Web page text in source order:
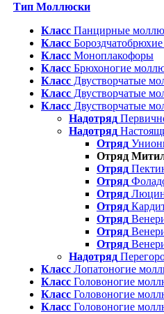
Тип Моллюски
Класс Панцирные
Класс
Класс Моноплакофоры
Класс Брюхоногие
Класс Двустворчатые
Класс Двустворчатые
Класс Двустворчатые
Надотряд
Надотряд
Отряд
Отряд
Отряд
Отряд
Отряд
Отряд
Отряд
Отряд
Отряд
Надотряд
Класс Лопатоногие
Класс Головоногие
Класс Головоногие
Класс Головоногие